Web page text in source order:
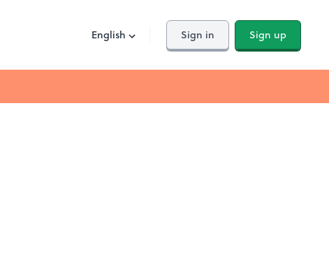
English Sign in Sign up